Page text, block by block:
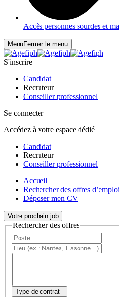
Accès personnes sourdes et
MenuFermer le menu
S'inscrire
Candidat
Recruteur
Conseiller professionnel
Se connecter
Accédez à votre espace dédié
Candidat
Recruteur
Conseiller professionnel
Accueil
Rechercher des offres d’emploi
Déposer mon CV
Votre prochain job
Rechercher des offres
Type de contrat